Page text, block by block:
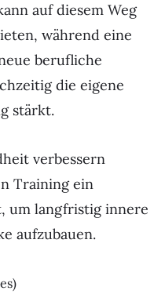
auf diesem Weg
während eine
berufliche
die eigene
stärkt.
verbessern
Training ein
um langfristig innere
aufzubauen.